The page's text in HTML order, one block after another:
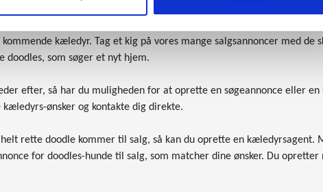
kæledyr. Tag et kig på vores mange salgsannoncer med de
doodles, som søger et nyt hjem.
efter, så har du muligheden for at oprette en søgeannonce eller
ønsker og kontakte dig direkte.
rette doodle kommer til salg, så kan du oprette en kæledyrsagent.
for doodles-hunde til salg, som matcher dine ønsker. Du